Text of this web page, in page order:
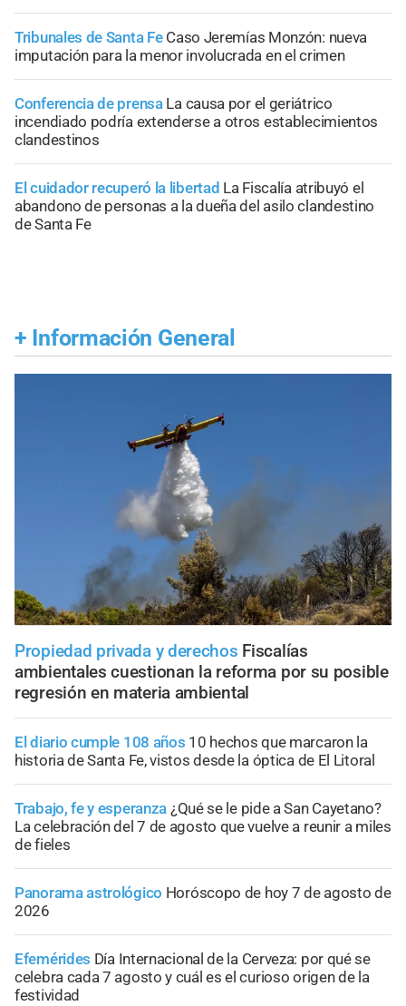
Tribunales de Santa Fe Caso Jeremías Monzón: nueva
imputación para la menor involucrada en el crimen
Conferencia de prensa La causa por el geriátrico
incendiado podría extenderse a otros establecimientos
clandestinos
El cuidador recuperó la libertad La Fiscalía atribuyó el
abandono de personas a la dueña del asilo clandestino
de Santa Fe
+ Información General
Propiedad privada y derechos Fiscalías
ambientales cuestionan la reforma por su posible
regresión en materia ambiental
El diario cumple 108 años 10 hechos que marcaron la
historia de Santa Fe, vistos desde la óptica de El Litoral
Trabajo, fe y esperanza ¿Qué se le pide a San Cayetano?
La celebración del 7 de agosto que vuelve a reunir a miles
de fieles
Panorama astrológico Horóscopo de hoy 7 de agosto de
2026
Efemérides Día Internacional de la Cerveza: por qué se
celebra cada 7 agosto y cuál es el curioso origen de la
festividad